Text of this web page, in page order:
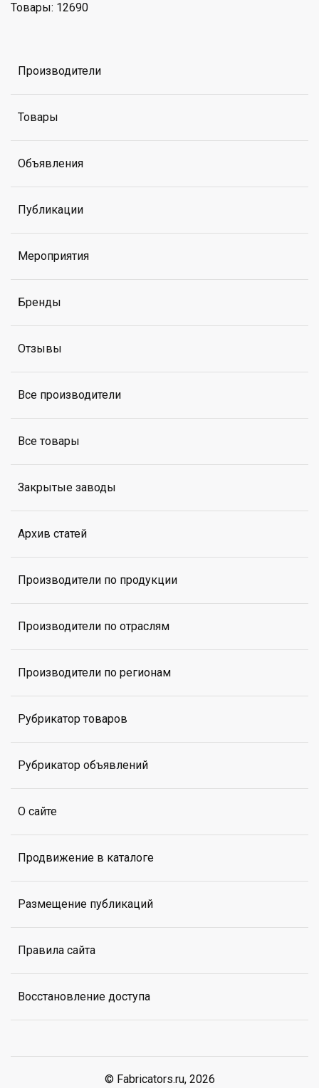
Товары: 12690
Производители
Товары
Объявления
Публикации
Мероприятия
Бренды
Отзывы
Все производители
Все товары
Закрытые заводы
Архив статей
Производители по продукции
Производители по отраслям
Производители по регионам
Рубрикатор товаров
Рубрикатор объявлений
О сайте
Продвижение в каталоге
Размещение публикаций
Правила сайта
Восстановление доступа
© Fabricators.ru, 2026